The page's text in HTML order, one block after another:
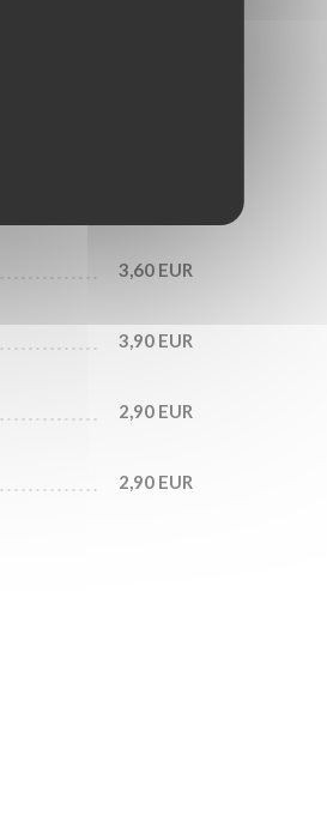
3,60 EUR
3,90 EUR
2,90 EUR
2,90 EUR